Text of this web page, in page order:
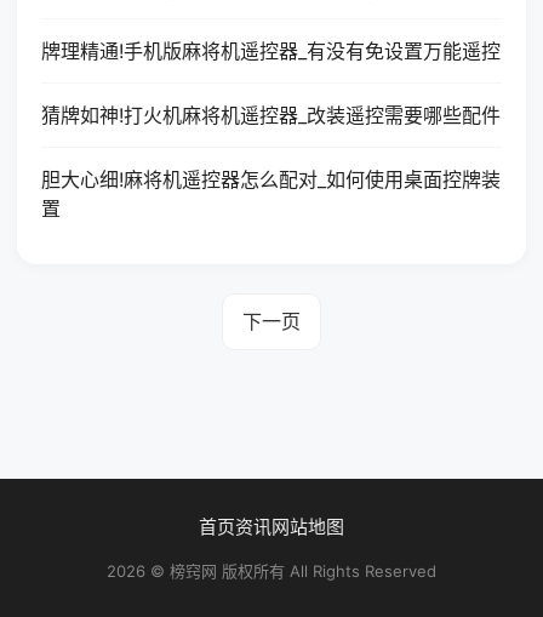
牌理精通!手机版麻将机遥控器_有没有免设置万能遥控
猜牌如神!打火机麻将机遥控器_改装遥控需要哪些配件
胆大心细!麻将机遥控器怎么配对_如何使用桌面控牌装
置
下一页
首页资讯网站地图
2026 © 榜窍网 版权所有 All Rights Reserved